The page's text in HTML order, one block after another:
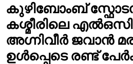
കുഴിബോംബ്
കശ്മീരിലെ
അഗ്നിവീർ ജവാൻ
ഉൾപ്പെടെ രണ്ട്